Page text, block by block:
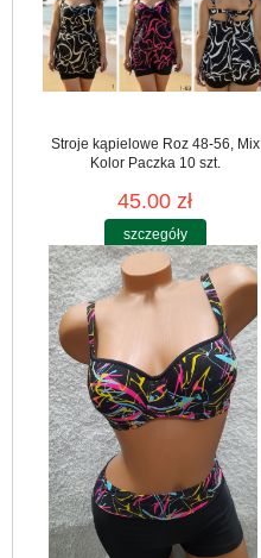
Stroje kąpielowe Roz 48-56, Mix
Kolor Paczka 10 szt.
45.00 zł
szczegóły